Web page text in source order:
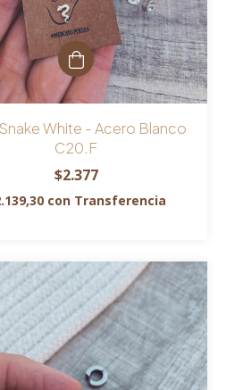
White - Acero Blanco
C20.F
$2.377
con Transferencia